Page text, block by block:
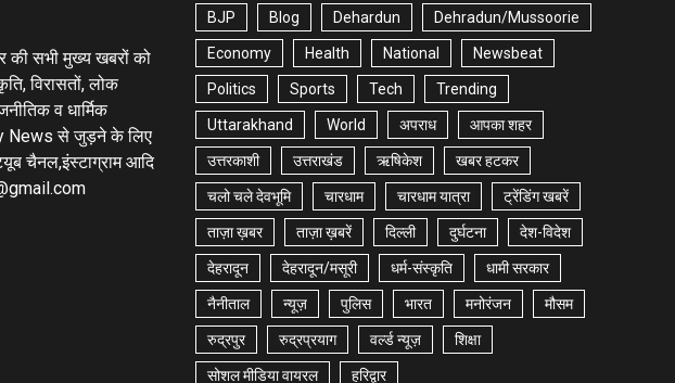
की सभी मुख्य खबरों को
विरासतों, लोक
व धार्मिक
News से जुड़ने के लिए
चैनल,इंस्टाग्राम आदि
BJP Blog Dehardun Dehradun/Mussoorie
Economy Health National Newsbeat
Politics Sports Tech Trending
Uttarakhand World अपराध आपका शहर
उत्तरकाशी उत्तराखंड ऋषिकेश खबर हटकर
चलो चले देवभूमि चारधाम चारधाम यात्रा ट्रेंडिंग खबरें
ताज़ा ख़बर ताज़ा ख़बरें दिल्ली दुर्घटना देश-विदेश
देहरादून देहरादून/मसूरी धर्म-संस्कृति धामी सरकार
नैनीताल न्यूज़ पुलिस भारत मनोरंजन मौसम
रुद्रपुर रुद्रप्रयाग वर्ल्ड न्यूज़ शिक्षा
सोशल मीडिया वायरल हरिद्वार